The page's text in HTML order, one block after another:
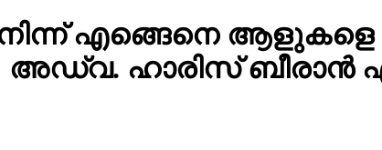
നിന്ന് എങ്ങെനെ
അഡ്വ. ഹാരിസ് ബീരാൻ